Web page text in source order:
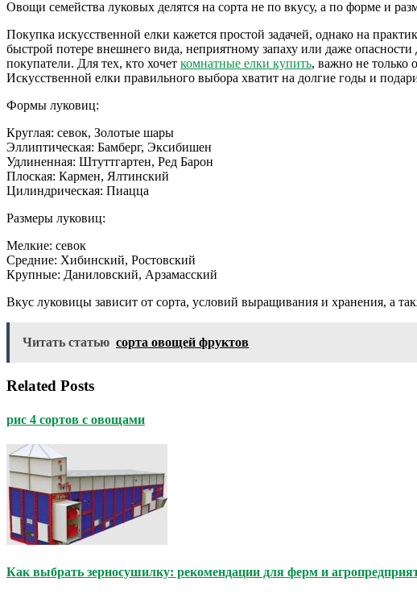
Овощи семейства луковых делятся на сорта не по вкусу, а по форме и
Покупка искусственной елки кажется простой задачей, однако на
быстрой потере внешнего вида, неприятному запаху или даже
покупатели. Для тех, кто хочет комнатные елки купить, важно не только
Искусственной елки правильного выбора хватит на долгие годы и
Формы луковиц:
Круглая: севок, Золотые шары
Эллиптическая: Бамберг, Эксибишен
Удлиненная: Штуттгартен, Ред Барон
Плоская: Кармен, Ялтинский
Цилиндрическая: Пиацца
Размеры луковиц:
Мелкие: севок
Средние: Хибинский, Ростовский
Крупные: Даниловский, Арзамасский
Вкус луковицы зависит от сорта, условий выращивания и хранения, а
Читать статью сорта овощей фруктов
Related Posts
рис 4 сортов с овощами
Как выбрать зерносушилку: рекомендации для ферм и